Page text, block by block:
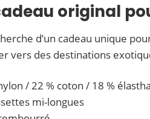
original
d’un cadeau unique
vers des destinations
/ 22 % coton / 18 %
mi-longues